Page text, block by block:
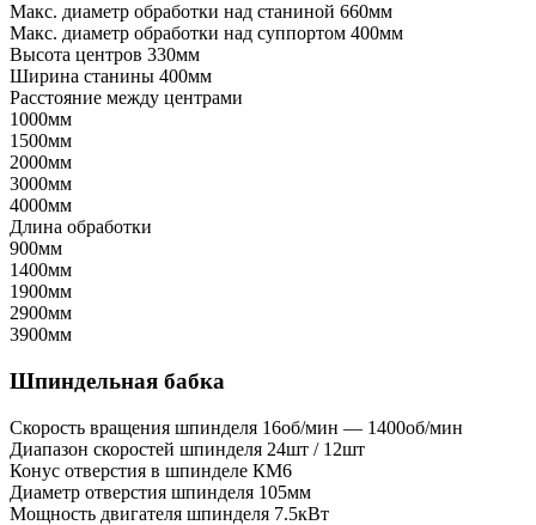
Макс. диаметр обработки над станиной 660мм
Макс. диаметр обработки над суппортом 400мм
Высота центров 330мм
Ширина станины 400мм
Расстояние между центрами
1000мм
1500мм
2000мм
3000мм
4000мм
Длина обработки
900мм
1400мм
1900мм
2900мм
3900мм
Шпиндельная бабка
Скорость вращения шпинделя 16об/мин — 1400об/мин
Диапазон скоростей шпинделя 24шт / 12шт
Конус отверстия в шпинделе КМ6
Диаметр отверстия шпинделя 105мм
Мощность двигателя шпинделя 7.5кВт